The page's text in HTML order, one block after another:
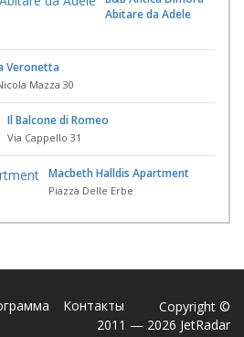
Abitare da Adele
Veronetta
Mazza 30
Il Balcone di Romeo
Via Cappello 31
Macbeth Halldis Apartment
Piazza Delle Erbe
Контакты
Copyright ©
2011 — 2026 JetRadar